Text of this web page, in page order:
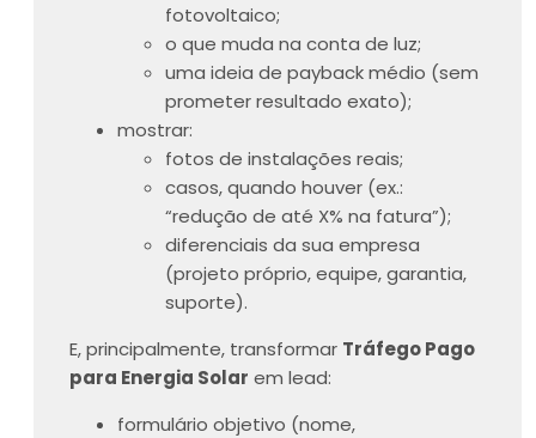
fotovoltaico;
o que muda na conta de luz;
uma ideia de payback médio (sem
prometer resultado exato);
mostrar:
fotos de instalações reais;
casos, quando houver (ex.:
“redução de até X% na fatura”);
diferenciais da sua empresa
(projeto próprio, equipe, garantia,
suporte).
E, principalmente, transformar Tráfego Pago
para Energia Solar em lead:
formulário objetivo (nome,